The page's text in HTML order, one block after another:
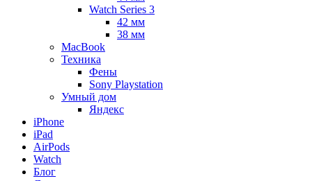
Watch Series 3
42 мм
38 мм
MacBook
Техника
Фены
Sony Playstation
Умный дом
Яндекс
iPhone
iPad
AirPods
Watch
Блог